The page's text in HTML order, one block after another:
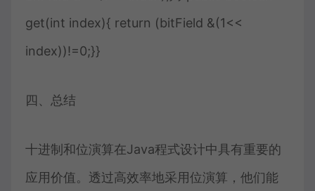
get(int index){ return (bitField &(1<<
index))!=0;}}
四、总结
十进制和位演算在Java程式设计中具有重要的
应用价值。透过高效率地采用位演算，他们能